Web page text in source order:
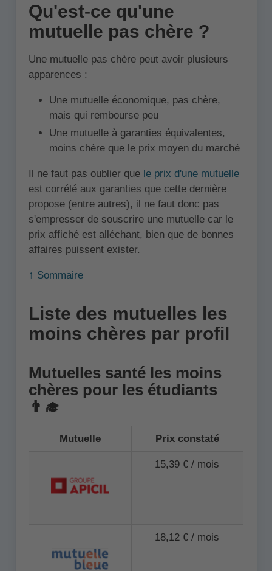
Qu'est-ce qu'une
mutuelle pas chère ?
Une mutuelle pas chère peut avoir plusieurs
apparences :
Une mutuelle économique, pas chère,
mais qui rembourse peu
Une mutuelle à garanties équivalentes,
moins chère que le prix moyen du marché
Il ne faut pas oublier que le prix d'une mutuelle
est corrélé aux garanties que cette dernière
propose (entre autres), il ne faut donc pas
s'empresser de souscrire une mutuelle car le
prix affiché est alléchant, bien que de bonnes
affaires puissent exister.
↑ Sommaire
Liste des mutuelles les
moins chères par profil
Mutuelles santé les moins
chères pour les étudiants
👨‍🎓
Mutuelle Prix constaté
15,39 € / mois
18,12 € / mois